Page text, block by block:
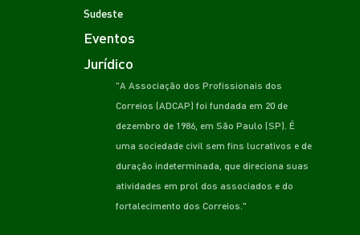
Sudeste
Eventos
Jurídico
"A Associação dos Profissionais dos
Correios (ADCAP) foi fundada em 20 de
dezembro de 1986, em São Paulo (SP). É
uma sociedade civil sem fins lucrativos e de
duração indeterminada, que direciona suas
atividades em prol dos associados e do
fortalecimento dos Correios."